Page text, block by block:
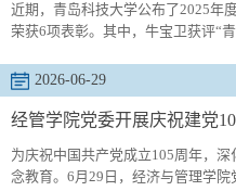
近期，青岛科技大学公布了2025年
荣获6项表彰。其中，牛宝卫获评“
“2025年度先进基层党组织”，周南
工作者”，杨皎平、李兴荣获评青岛
年来，经管学院党委始终锚定“以高
2026-06-29
经管学院党委开展庆祝建党
为庆祝中国共产党成立105周年，
念教育。6月29日，经济与管理学